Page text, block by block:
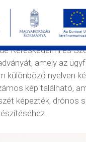
Napsugár-Trade
Kereskedelmi és
amely az
különböző nyelven
kép található,
képezték, drónos